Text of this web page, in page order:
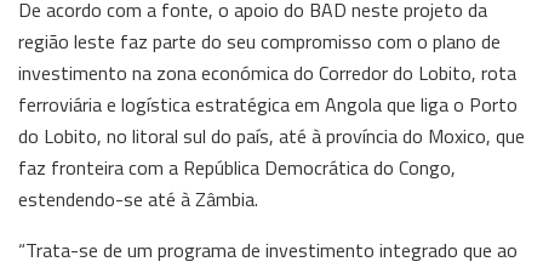
De acordo com a fonte, o apoio do BAD neste projeto da
região leste faz parte do seu compromisso com o plano de
investimento na zona económica do Corredor do Lobito, rota
ferroviária e logística estratégica em Angola que liga o Porto
do Lobito, no litoral sul do país, até à província do Moxico, que
faz fronteira com a República Democrática do Congo,
estendendo-se até à Zâmbia.
“Trata-se de um programa de investimento integrado que ao